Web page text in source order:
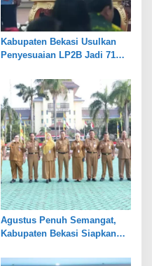
Kabupaten Bekasi Usulkan
Penyesuaian LP2B Jadi 71
Industri dan Pertanian
Agustus Penuh Semangat,
Kabupaten Bekasi Siapkan
Hari Besar